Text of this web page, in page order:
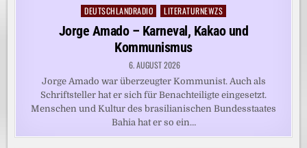
Posted
DEUTSCHLANDRADIO LITERATURNEWZS
Jorge Amado – Karneval, Kakao und
Kommunismus
6. AUGUST 2026
Jorge Amado war überzeugter Kommunist. Auch als
Schriftsteller hat er sich für Benachteiligte eingesetzt.
Menschen und Kultur des brasilianischen Bundesstaates
Bahia hat er so ein…